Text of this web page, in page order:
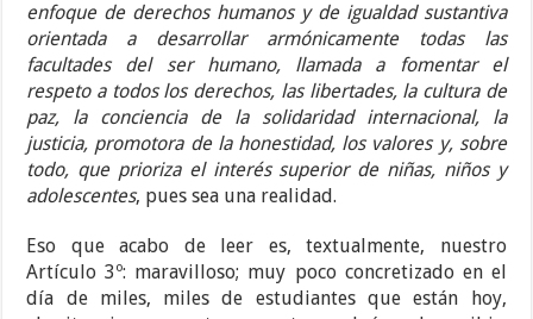
enfoque de derechos humanos y de igualdad sustantiva
orientada a desarrollar armónicamente todas las
facultades del ser humano, llamada a fomentar el
respeto a todos los derechos, las libertades, la cultura de
paz, la conciencia de la solidaridad internacional, la
justicia, promotora de la honestidad, los valores y, sobre
todo, que prioriza el interés superior de niñas, niños y
adolescentes, pues sea una realidad.
Eso que acabo de leer es, textualmente, nuestro
Artículo 3º: maravilloso; muy poco concretizado en el
día de miles, miles de estudiantes que están hoy,